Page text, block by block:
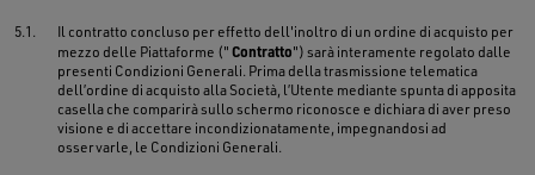
5.1.
Il contratto concluso per effetto dell'inoltro di un ordine di acquisto per
mezzo delle Piattaforme ("Contratto") sarà interamente regolato dalle
presenti Condizioni Generali. Prima della trasmissione telematica
dell’ordine di acquisto alla Società, l’Utente mediante spunta di apposita
casella che comparirà sullo schermo riconosce e dichiara di aver preso
visione e di accettare incondizionatamente, impegnandosi ad
osservarle, le Condizioni Generali.